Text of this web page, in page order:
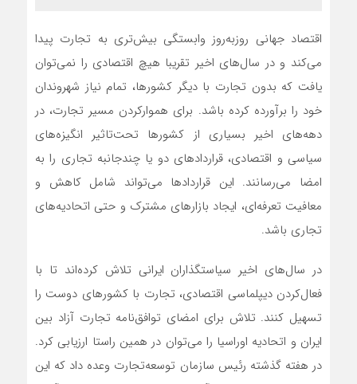
اقتصاد جهانی روزبه‌روز وابستگی بیش‌‌‌‌‌تری به تجارت پیدا
می‌کند و در سال‌های اخیر تقریبا هیچ اقتصادی را نمی‌توان
یافت که بدون تجارت با دیگر کشورها، تمام نیاز شهروندان
خود را برآورده کرده باشد. برای هموار‌کردن مسیر تجارت، در
دهه‌های اخیر بسیاری از کشورها تحت‌تاثیر انگیزه‌‌‌‌‌های
سیاسی و اقتصادی، قراردادهای دو یا چند‌جانبه تجاری را به
امضا می‌‌‌‌‌رسانند. این قراردادها می‌تواند شامل کاهش و
معافیت تعرفه‌‌‌‌‌ای، ایجاد بازارهای مشترک و حتی اتحادیه‌‌‌‌‌های
تجاری باشد.
در سال‌های اخیر سیاستگذاران ایرانی تلاش کرده‌اند تا با
فعال‌کردن دیپلماسی اقتصادی، تجارت با کشورهای دوست را
تسهیل کنند. تلاش برای امضای توافق‌نامه تجارت آزاد بین
ایران و اتحادیه اوراسیا را می‌توان در همین راستا ارزیابی کرد.
در هفته گذشته رئیس سازمان توسعه‌تجارت وعده داد که این